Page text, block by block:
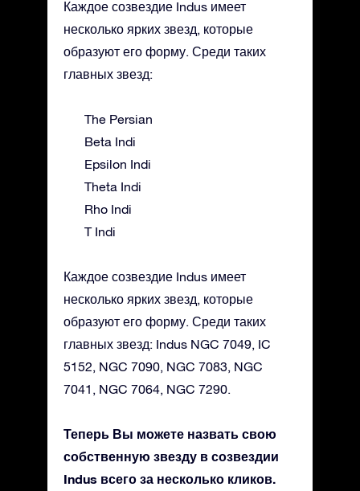
Каждое созвездие Indus имеет
несколько ярких звезд, которые
образуют его форму. Среди таких
главных звезд:
The Persian
Beta Indi
Epsilon Indi
Theta Indi
Rho Indi
T Indi
Каждое созвездие Indus имеет
несколько ярких звезд, которые
образуют его форму. Среди таких
главных звезд: Indus NGC 7049, IC
5152, NGC 7090, NGC 7083, NGC
7041, NGC 7064, NGC 7290.
Теперь Вы можете назвать свою
собственную звезду в созвездии
Indus всего за несколько кликов.